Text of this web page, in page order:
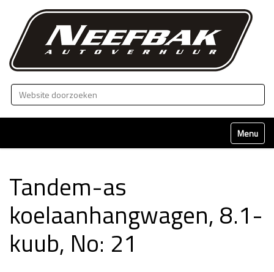
Zoek
Klap
Tandem-as
koelaanhangwagen, 8.1-
kuub, No: 21